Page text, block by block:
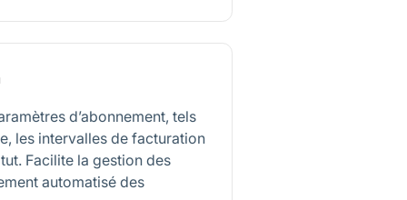
d’abonnement, tels
les intervalles de facturation
Facilite la gestion des
automatisé des